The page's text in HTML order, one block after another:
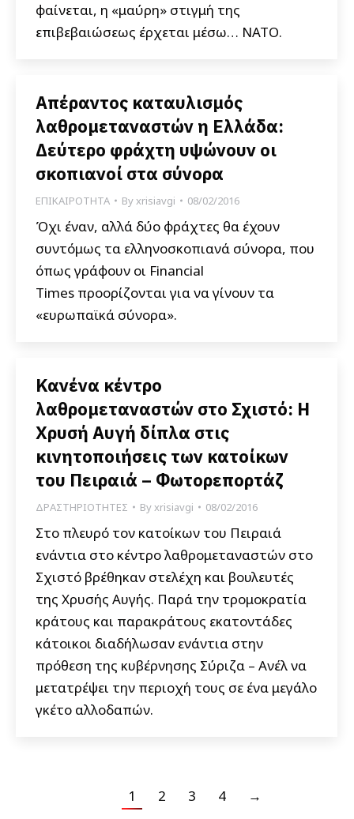
φαίνεται, η «μαύρη» στιγμή της
επιβεβαιώσεως έρχεται μέσω… ΝΑΤΟ.
Απέραντος καταυλισμός
λαθρομεταναστών η Ελλάδα:
Δεύτερο φράχτη υψώνουν οι
σκοπιανοί στα σύνορα
ΕΠΙΚΑΙΡΟΤΗΤΑ Byxrisiavgi 08/02/2016
Όχι έναν, αλλά δύο φράχτες θα έχουν
συντόμως τα ελληνοσκοπιανά σύνορα, που
όπως γράφουν οι Financial
Times προορίζονται για να γίνουν τα
«ευρωπαϊκά σύνορα».
Κανένα κέντρο
λαθρομεταναστών στο Σχιστό: Η
Χρυσή Αυγή δίπλα στις
κινητοποιήσεις των κατοίκων
του Πειραιά – Φωτορεπορτάζ
ΔΡΑΣΤΗΡΙΟΤΗΤΕΣ Byxrisiavgi 08/02/2016
Στο πλευρό τον κατοίκων του Πειραιά
ενάντια στο κέντρο λαθρομεταναστών στο
Σχιστό βρέθηκαν στελέχη και βουλευτές
της Χρυσής Αυγής. Παρά την τρομοκρατία
κράτους και παρακράτους εκατοντάδες
κάτοικοι διαδήλωσαν ενάντια στην
πρόθεση της κυβέρνησης Σύριζα – Ανέλ να
μετατρέψει την περιοχή τους σε ένα μεγάλο
γκέτο αλλοδαπών.
1 2 3 4 →